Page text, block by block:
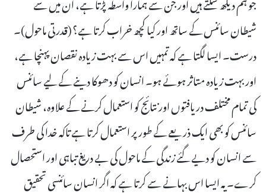
شیطان سائنس کے ساتھ اور کیا کچھ خراب کرتا ہے؟ (قدرتی ماحول)۔
درست۔ ایسا لگتا ہے کہ تمہیں اس سے بہت زیادہ نقصان پہنچا ہے،
اور بہت زیادہ متاثر ہوئے ہو۔ انسان کو دھوکا دینے کے لیے سائنس
کی تمام مختلف دریافتوں اور نتائج کو استعمال کرنے کے علاوہ، شیطان
سائنس کو بھی ایک ذریعے کے طور پر استعمال کرتا ہے تاکہ خدا کی طرف
سے انسان کو دیے گئے زندگی کے ماحول کی بے دریغ تباہی اور استحصال
کرے۔ یہ ایسا اس بہانے سے کرتا ہے کہ اگر انسان سائنسی تحقیق